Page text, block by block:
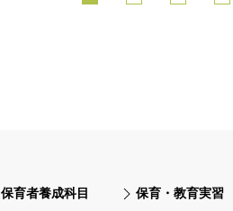
保育者養成科目 保育・教育実習